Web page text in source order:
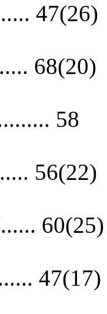
47(26)
68(20)
58
56(22)
60(25)
47(17)